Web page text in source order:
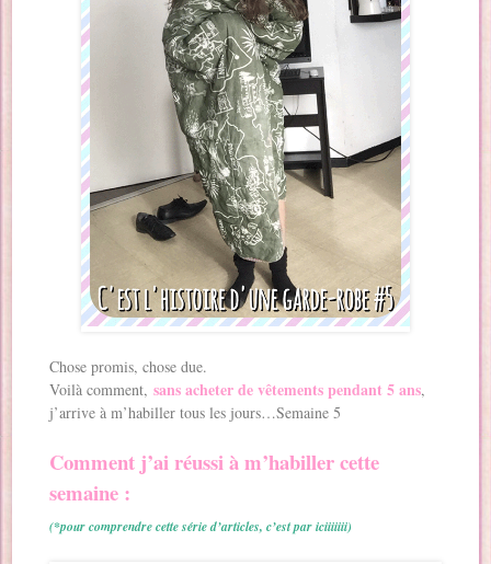
Chose promis, chose due.
Voilà comment,sans acheter de vêtements pendant 5 ans,
j’arrive à m’habiller tous les jours…Semaine 5
Comment j’ai réussi à m’habiller cette
semaine :
(*pour comprendre cette série d’articles, c’est par iciiiiiii)